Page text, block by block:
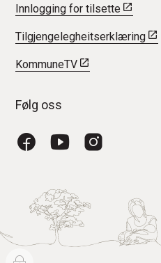
Innlogging for tilsette
Tilgjengelegheitserklæring
KommuneTV
Følg oss
FacebookYouTube